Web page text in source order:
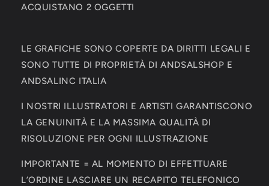
ACQUISTANO 2 OGGETTI
LE GRAFICHE SONO COPERTE DA DIRITTI LEGALI E
SONO TUTTE DI PROPRIETÀ DI ANDSALSHOP E
ANDSALINC ITALIA
I NOSTRI ILLUSTRATORI E ARTISTI GARANTISCONO
LA GENUINITÀ E LA MASSIMA QUALITÀ DI
RISOLUZIONE PER OGNI ILLUSTRAZIONE
IMPORTANTE = AL MOMENTO DI EFFETTUARE
L’ORDINE LASCIARE UN RECAPITO TELEFONICO